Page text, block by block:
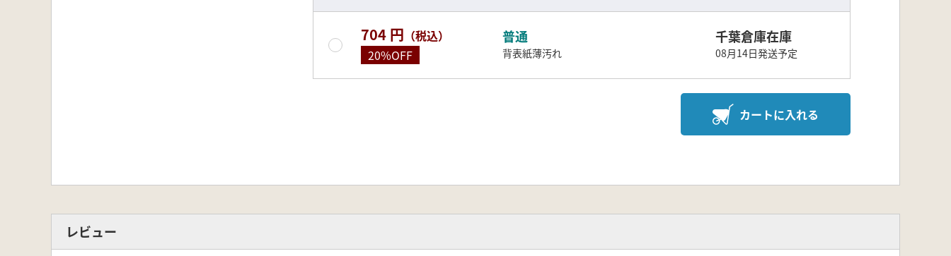
704 円 （税込）
20%OFF
普通
背表紙薄汚れ
千葉倉庫在庫
08月14日発送予定
カートに入れる
レビュー